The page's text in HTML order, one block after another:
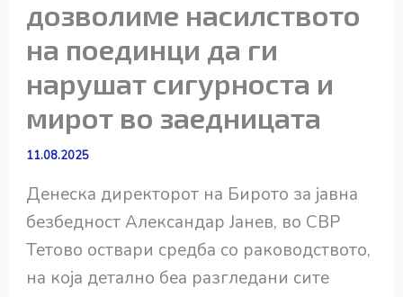
дозволиме насилството
на поединци да ги
нарушат сигурноста и
мирот во заедницата
11.08.2025
Денеска директорот на Бирото за јавна
безбедност Александар Јанев, во СВР
Тетово оствари средба со раководството,
на која детално беа разгледани сите